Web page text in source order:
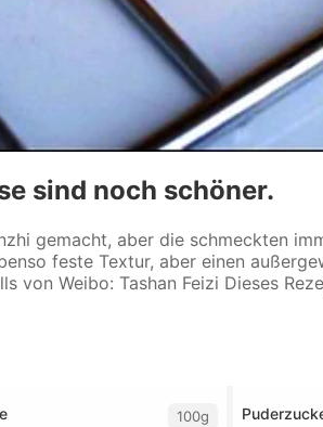
sind noch schöner.
gemacht, aber die schmeckten
feste Textur, aber einen
von Weibo: Tashan Feizi Dieses
100g